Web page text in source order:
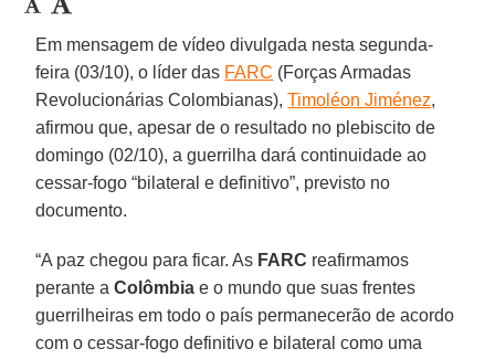
Em mensagem de vídeo divulgada nesta segunda-
feira (03/10), o líder das FARC (Forças Armadas
Revolucionárias Colombianas),Timoléon Jiménez,
afirmou que, apesar de o resultado no plebiscito de
domingo (02/10), a guerrilha dará continuidade ao
cessar-fogo “bilateral e definitivo”, previsto no
documento.
“A paz chegou para ficar. As FARC reafirmamos
perante aColômbia e o mundo que suas frentes
guerrilheiras em todo o país permanecerão de acordo
com o cessar-fogo definitivo e bilateral como uma